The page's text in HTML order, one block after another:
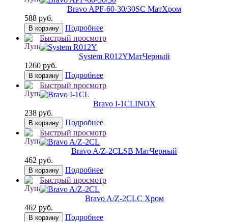
Bravo AРF-60-30/30SC МатХром
588 руб.
В корзину
Подробнее
Быстрый просмотр
System R012YМатЧерный
1260 руб.
В корзину
Подробнее
Быстрый просмотр
Bravo I-1CLINOX
238 руб.
В корзину
Подробнее
Быстрый просмотр
Bravo A/Z-2CLSB МатЧерный
462 руб.
В корзину
Подробнее
Быстрый просмотр
Bravo A/Z-2CLC Хром
462 руб.
В корзину
Подробнее